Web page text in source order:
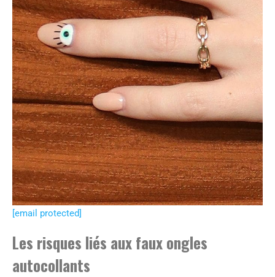
[email protected]
Les risques liés aux faux ongles
autocollants